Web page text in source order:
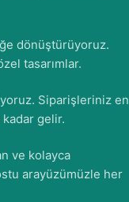
dönüştürüyoruz.
tasarımlar.
Siparişleriniz en
kadar gelir.
ve kolayca
arayüzümüzle her